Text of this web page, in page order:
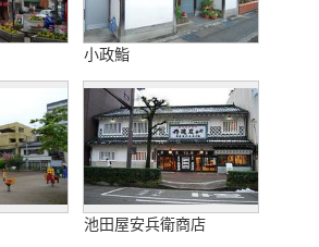
小政鮨
池田屋安兵衛商店